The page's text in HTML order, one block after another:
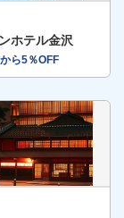
ホテル金沢
ら5％OFF